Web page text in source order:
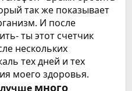
так же показывает
И после
ты этот счетчик
нескольких
тех дней и тех
моего здоровья.
лучше много